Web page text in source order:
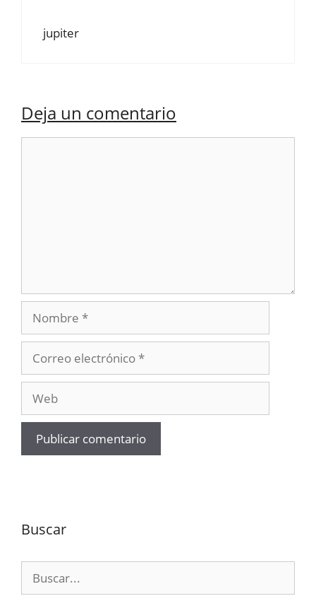
jupiter
Deja un comentario
electrónico
Buscar